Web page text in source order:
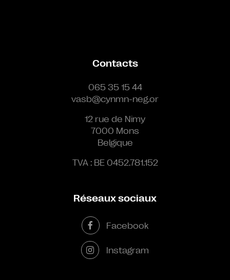
Contacts
065 35 15 44
vasb@cynmn-neg.or
12 rue de Nimy
7000 Mons
Belgique
TVA : BE 0452.781.152
Réseaux sociaux
Facebook
Instagram